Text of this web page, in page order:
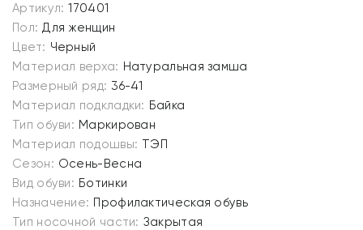
Артикул: 170401
Пол: Для женщин
Цвет: Черный
Материал верха: Натуральная замша
Размерный ряд: 36-41
Материал подкладки: Байка
Тип обуви: Маркирован
Материал подошвы: ТЭП
Сезон: Осень-Весна
Вид обуви: Ботинки
Назначение: Профилактическая обувь
Тип носочной части: Закрытая